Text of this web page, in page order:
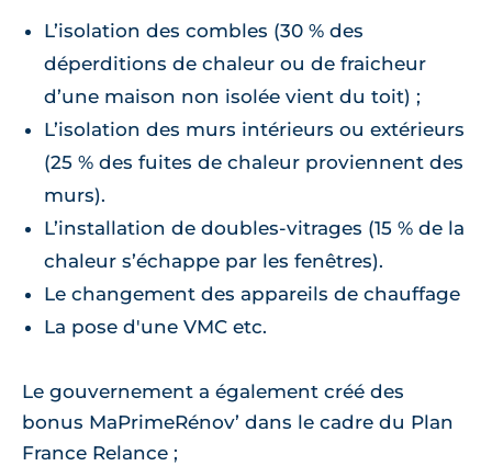
L’isolation des combles (30 % des
déperditions de chaleur ou de fraicheur
d’une maison non isolée vient du toit) ;
L’isolation des murs intérieurs ou extérieurs
(25 % des fuites de chaleur proviennent des
murs).
L’installation de doubles-vitrages (15 % de la
chaleur s’échappe par les fenêtres).
Le changement des appareils de chauffage
La pose d'une VMC etc.
Le gouvernement a également créé des
bonus MaPrimeRénov’ dans le cadre du Plan
France Relance ;